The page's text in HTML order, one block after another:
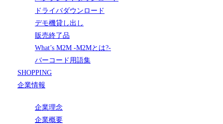
ドライバダウンロード
デモ機貸し出し
販売終了品
What’s M2M -M2Mとは?-
バーコード用語集
SHOPPING
企業情報
企業理念
企業概要